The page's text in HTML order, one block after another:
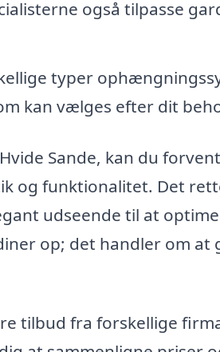
også tilpasse
typer
kan vælges efter dit
Sande, kan du
og funktionalitet. Det
udseende til at
op; det handler om at
tilbud fra forskellige